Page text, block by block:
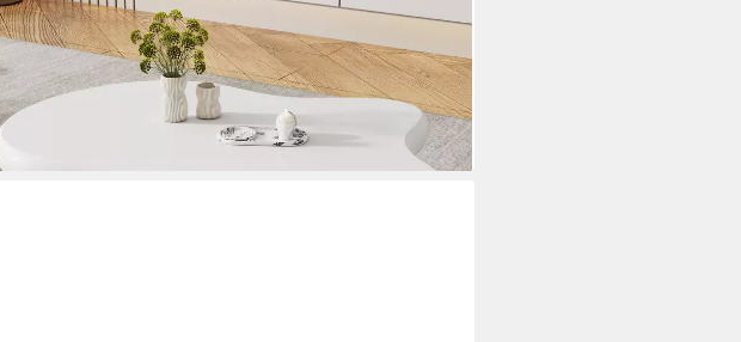
143,99 € UVP299,99 €
-52%
lieferbar - in 5-6 Werktagen bei dir